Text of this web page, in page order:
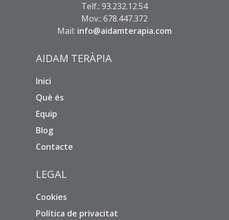
Telf.: 93.232.12.54
Mov.: 678.447.372
Mail: info@aidamterapia.com
AIDAM TERÀPIA
Inici
Què és
Equip
Blog
Contacte
LEGAL
Cookies
Política de privacitat